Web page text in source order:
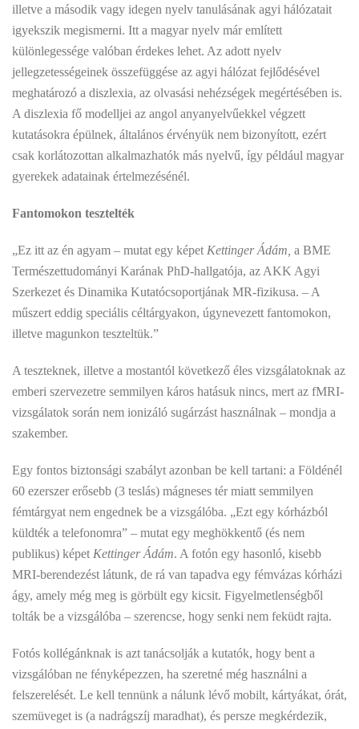
illetve a második vagy idegen nyelv tanulásának agyi hálózatait
igyekszik megismerni. Itt a magyar nyelv már említett
különlegessége valóban érdekes lehet. Az adott nyelv
jellegzetességeinek összefüggése az agyi hálózat fejlődésével
meghatározó a diszlexia, az olvasási nehézségek megértésében is.
A diszlexia fő modelljei az angol anyanyelvűekkel végzett
kutatásokra épülnek, általános érvényük nem bizonyított, ezért
csak korlátozottan alkalmazhatók más nyelvű, így például magyar
gyerekek adatainak értelmezésénél.
Fantomokon tesztelték
„Ez itt az én agyam – mutat egy képet Kettinger Ádám, a BME
Természettudományi Karának PhD-hallgatója, az AKK Agyi
Szerkezet és Dinamika Kutatócsoportjának MR-fizikusa. – A
műszert eddig speciális céltárgyakon, úgynevezett fantomokon,
illetve magunkon teszteltük.”
A teszteknek, illetve a mostantól következő éles vizsgálatoknak az
emberi szervezetre semmilyen káros hatásuk nincs, mert az fMRI-
vizsgálatok során nem ionizáló sugárzást használnak – mondja a
szakember.
Egy fontos biztonsági szabályt azonban be kell tartani: a Földénél
60 ezerszer erősebb (3 teslás) mágneses tér miatt semmilyen
fémtárgyat nem engednek be a vizsgálóba. „Ezt egy kórházból
küldték a telefonomra” – mutat egy meghökkentő (és nem
publikus) képet Kettinger Ádám. A fotón egy hasonló, kisebb
MRI-berendezést látunk, de rá van tapadva egy fémvázas kórházi
ágy, amely még meg is görbült egy kicsit. Figyelmetlenségből
tolták be a vizsgálóba – szerencse, hogy senki nem feküdt rajta.
Fotós kollégánknak is azt tanácsolják a kutatók, hogy bent a
vizsgálóban ne fényképezzen, ha szeretné még használni a
felszerelését. Le kell tennünk a nálunk lévő mobilt, kártyákat, órát,
szemüveget is (a nadrágszíj maradhat), és persze megkérdezik,